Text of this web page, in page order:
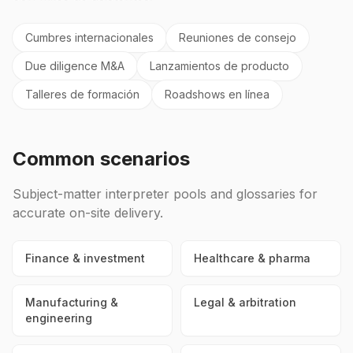
Cumbres internacionales Reuniones de consejo
Due diligence M&A Lanzamientos de producto
Talleres de formación Roadshows en línea
Common scenarios
Subject-matter interpreter pools and glossaries for
accurate on-site delivery.
Finance & investment Healthcare & pharma
Manufacturing &
engineering
Legal & arbitration